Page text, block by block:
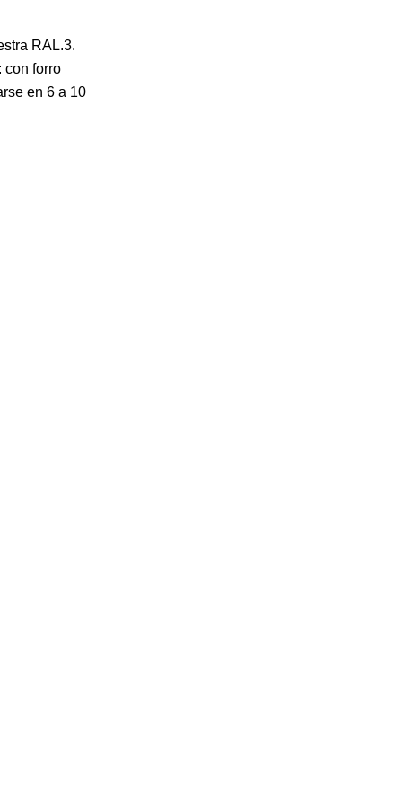
RAL.3.
con forro
en 6 a 10